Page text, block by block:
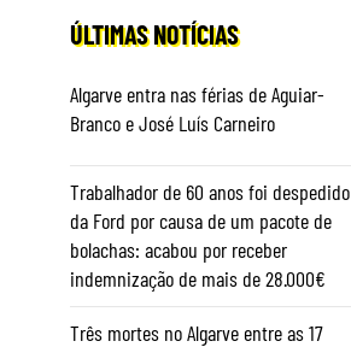
ÚLTIMAS NOTÍCIAS
Algarve entra nas férias de Aguiar-
Branco e José Luís Carneiro
Trabalhador de 60 anos foi despedido
da Ford por causa de um pacote de
bolachas: acabou por receber
indemnização de mais de 28.000€
Três mortes no Algarve entre as 17